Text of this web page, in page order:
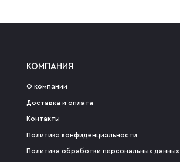
КОМПАНИЯ
О компании
Доставка и оплата
Контакты
Политика конфиденциальности
Политика обработки персональных данных